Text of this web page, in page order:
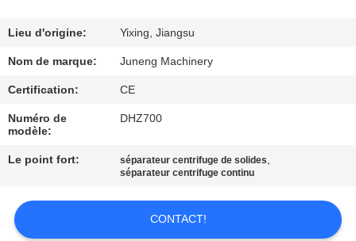
CONTACTER
NOUVELLES
CAS
NEWS
Lieu d'origine: Yixing, Jiangsu
Nom de marque: Juneng Machinery
Certification: CE
Numéro de
modèle:
DHZ700
Le point fort: séparateur centrifuge de solides,
séparateur centrifuge continu
CONTACT!